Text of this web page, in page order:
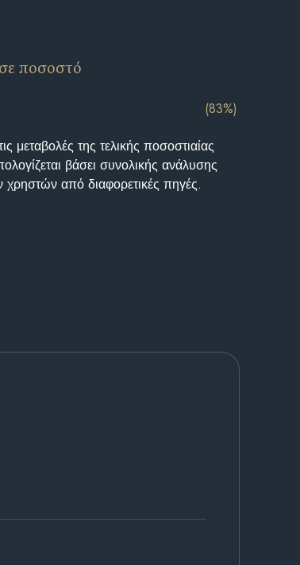
σε ποσοστό
(83%)
μεταβολές της τελικής ποσοστιαίας
βάσει συνολικής ανάλυσης
χρηστών από διαφορετικές πηγές.